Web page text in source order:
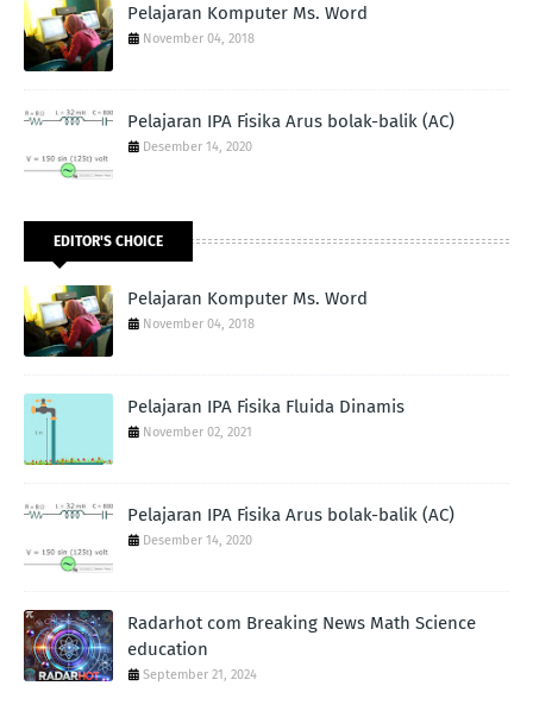
Pelajaran Komputer Ms. Word
November 04, 2018
Pelajaran IPA Fisika Arus bolak-balik (AC)
Desember 14, 2020
EDITOR'S CHOICE
Pelajaran Komputer Ms. Word
November 04, 2018
Pelajaran IPA Fisika Fluida Dinamis
November 02, 2021
Pelajaran IPA Fisika Arus bolak-balik (AC)
Desember 14, 2020
Radarhot com Breaking News Math Science
education
September 21, 2024